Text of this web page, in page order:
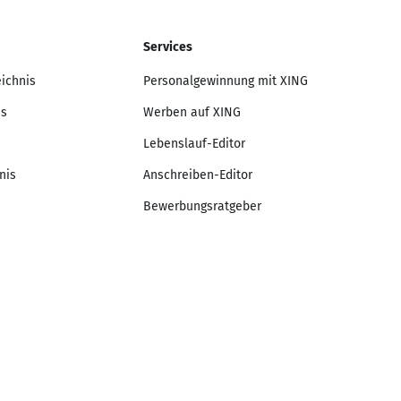
Services
Personalgewinnung mit XING
Werben auf XING
Lebenslauf-Editor
Anschreiben-Editor
Bewerbungsratgeber